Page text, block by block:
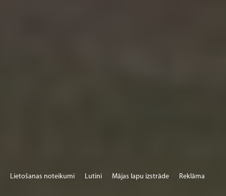
Lietošanas noteikumi Lutini Mājas lapu izstrāde Reklāma